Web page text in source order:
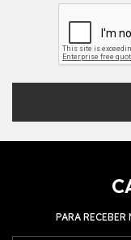
PARA